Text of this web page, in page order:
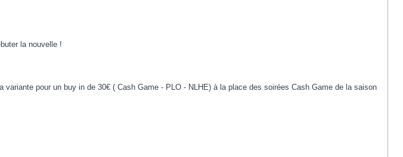
la nouvelle !
pour un buy in de 30€ ( Cash Game - PLO - NLHE) à la place des soirées Cash Game de la saison